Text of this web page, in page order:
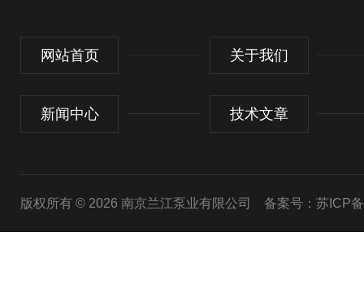
网站首页 关于我们
新闻中心 技术文章
版权所有 © 2026 南京兰江泵业有限公司 备案号：苏ICP